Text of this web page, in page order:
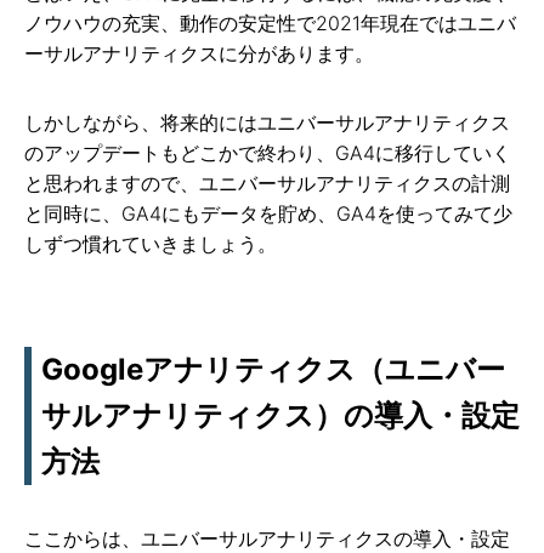
ノウハウの充実、動作の安定性で2021年現在ではユニバ
ーサルアナリティクスに分があります。
しかしながら、将来的にはユニバーサルアナリティクス
のアップデートもどこかで終わり、GA4に移行していく
と思われますので、ユニバーサルアナリティクスの計測
と同時に、GA4にもデータを貯め、GA4を使ってみて少
しずつ慣れていきましょう。
Googleアナリティクス（ユニバー
サルアナリティクス）の導入・設定
方法
ここからは、ユニバーサルアナリティクスの導入・設定